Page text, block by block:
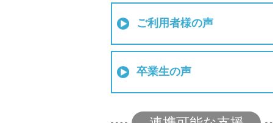
ご利用者様の声
卒業生の声